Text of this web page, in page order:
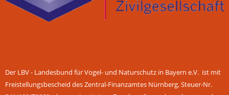
Der LBV - Landesbund für Vogel- und Naturschutz in Bayern e.V. ist mit
Freistellungsbescheid des Zentral-Finanzamtes Nürnberg, Steuer-Nr.